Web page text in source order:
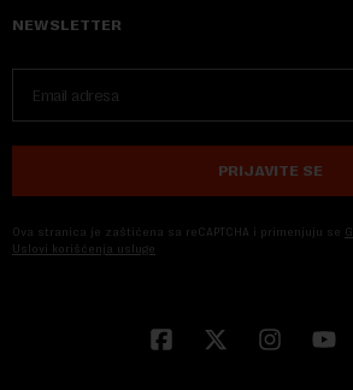
NEWSLETTER
PRIJAVITE SE
Ova stranica je zaštićena sa reCAPTCHA i primenjuju se
Uslovi korišćenja usluge